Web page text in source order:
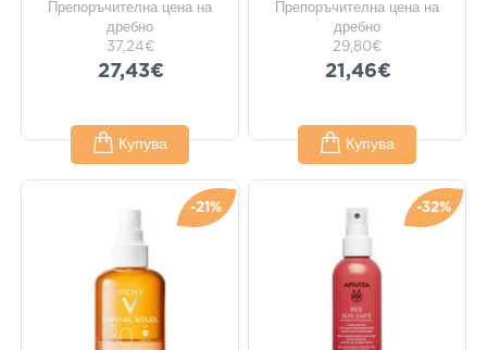
Препоръчителна цена на
дребно
37,24€
27,43€
Купува
Препоръчителна цена на
дребно
29,80€
21,46€
Купува
-21% -32%